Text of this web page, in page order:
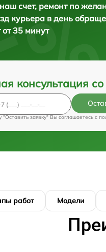
счет, ремонт по
курьера в день
от 35 минут
консультация
заявку" Вы соглашаетесь c
работ Модели